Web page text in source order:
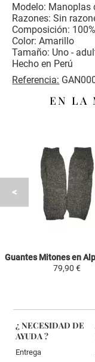
Modelo: Manoplas
Razones: Sin
Composición:
Color: Amarillo
Tamaño: Uno -
Hecho en Perú
Referencia:
EN LA
79,90 €
¿ NECESIDAD DE
AYUDA ?
Entrega